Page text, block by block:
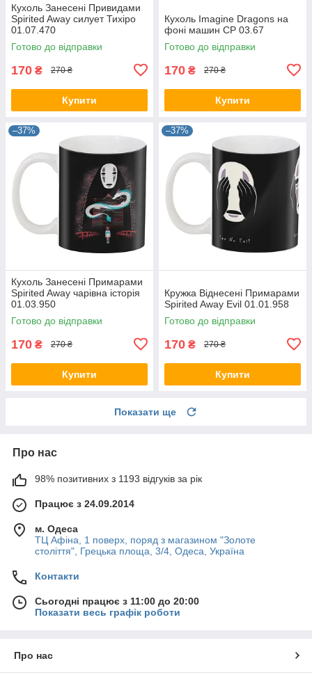
Кухоль Занесені Привидами
Spirited Away силует Тихіро
01.07.470
Готово до відправки
170 ₴ 270 ₴
Купити
Кухоль Imagine Dragons на
фоні машин CP 03.67
Готово до відправки
170 ₴ 270 ₴
Купити
–37%
Кухоль Занесені Примарами
Spirited Away чарівна історія
01.03.950
Готово до відправки
170 ₴ 270 ₴
Купити
–37%
Кружка Віднесені Примарами
Spirited Away Evil 01.01.958
Готово до відправки
170 ₴ 270 ₴
Купити
Показати ще
Про нас
98% позитивних з 1193 відгуків за рік
Працює з 24.09.2014
м. Одеса
ТЦ Афіна, 1 поверх, поряд з магазином "Золоте
століття", Грецька площа, 3/4, Одеса, Україна
Контакти
Сьогодні працює з 11:00 до 20:00
Показати весь графік роботи
Про нас